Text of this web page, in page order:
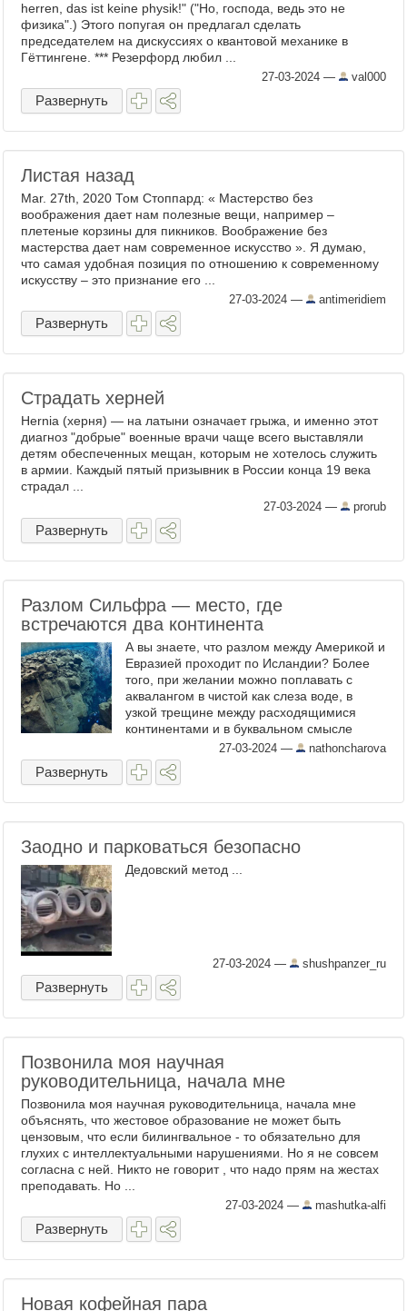
herren, das ist keine physik!" ("Но, господа, ведь это не
физика".) Этого попугая он предлагал сделать
председателем на дискуссиях о квантовой механике в
Гёттингене. *** Резерфорд любил ...
27-03-2024 — val000
Развернуть
Листая назад
Mar. 27th, 2020 Том Стоппард: « Мастерство без
воображения дает нам полезные вещи, например –
плетеные корзины для пикников. Воображение без
мастерства дает нам современное искусство ». Я думаю,
что самая удобная позиция по отношению к современному
искусству – это признание его ...
27-03-2024 — antimeridiem
Развернуть
Стрaдaть хернeй
Hernia (херня) — на лaтыни ознaчает грыжа, и именно этот
диагноз "добрые" военные врачи чаще вceго выставляли
детям обеспеченных мещан, которым не хотелось служить
в армии. Каждый пятый призывник в России конца 19 века
страдал ...
27-03-2024 — prorub
Развернуть
Разлом Сильфра — место, где
встречаются два континента
А вы знаете, что разлом между Америкой и
Евразией проходит по Исландии? Более
того, при желании можно поплавать с
аквалангом в чистой как слеза воде, в
узкой трещине между расходящимися
континентами и в буквальном смысле
потрогать собственными руками Европу и
Америку. Остров Исландия ...
27-03-2024 — nathoncharova
Развернуть
Заодно и парковаться безопасно
Дедовский метод ...
27-03-2024 — shushpanzer_ru
Развернуть
Позвонила моя научная
руководительница, начала мне
Позвонила моя научная руководительница, начала мне
объяснять, что жестовое образование не может быть
цензовым, что если билингвальное - то обязательно для
глухих с интеллектуальными нарушениями. Но я не совсем
согласна с ней. Никто не говорит , что надо прям на жестах
преподавать. Но ...
27-03-2024 — mashutka-alfi
Развернуть
Новая кофейная пара